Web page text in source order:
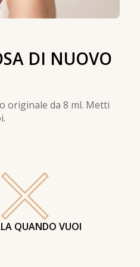
DI NUOVO
originale da 8 ml. Metti
QUANDO VUOI